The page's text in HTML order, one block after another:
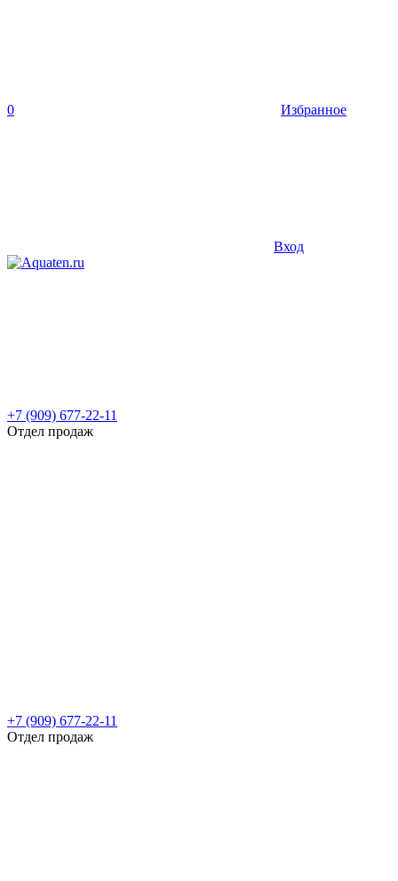
0 Избранное
Вход
+7 (909) 677-22-11
Отдел продаж
+7 (909) 677-22-11
Отдел продаж